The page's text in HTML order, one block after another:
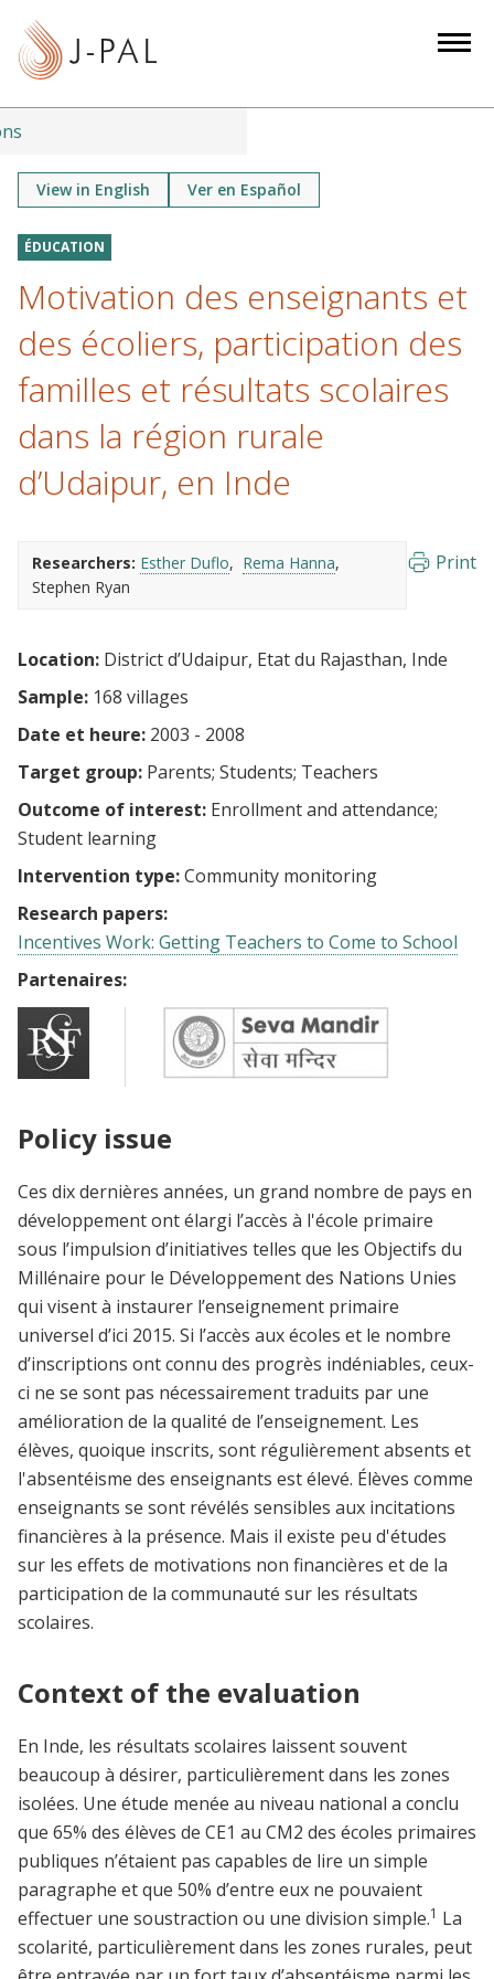
t
View in English Ver en Español
ÉDUCATION
Motivation des enseignants et
des écoliers, participation des
familles et résultats scolaires
dans la région rurale
d’Udaipur, en Inde
Researchers: Esther Duflo
Rema Hanna
Stephen Ryan
Print
Location: District d’Udaipur, Etat du Rajasthan, Inde
Sample: 168 villages
Date et heure: 2003 - 2008
Target group: Parents Students Teachers
Outcome of interest: Enrollment and attendance
Student learning
Intervention type:Community monitoring
Research papers:
Incentives Work: Getting Teachers to Come to School
Partenaires:
Policy issue
Ces dix dernières années, un grand nombre de pays en
développement ont élargi l’accès à l'école primaire
sous l’impulsion d’initiatives telles que les Objectifs du
Millénaire pour le Développement des Nations Unies
qui visent à instaurer l’enseignement primaire
universel d’ici 2015. Si l’accès aux écoles et le nombre
d’inscriptions ont connu des progrès indéniables, ceux-
ci ne se sont pas nécessairement traduits par une
amélioration de la qualité de l’enseignement. Les
élèves, quoique inscrits, sont régulièrement absents et
l'absentéisme des enseignants est élevé. Élèves comme
enseignants se sont révélés sensibles aux incitations
financières à la présence. Mais il existe peu d'études
sur les effets de motivations non financières et de la
participation de la communauté sur les résultats
scolaires.
Context of the evaluation
En Inde, les résultats scolaires laissent souvent
beaucoup à désirer, particulièrement dans les zones
isolées. Une étude menée au niveau national a conclu
que 65% des élèves de CE1 au CM2 des écoles primaires
publiques n’étaient pas capables de lire un simple
paragraphe et que 50% d’entre eux ne pouvaient
effectuer une soustraction ou une division simple.1 La
scolarité, particulièrement dans les zones rurales, peut